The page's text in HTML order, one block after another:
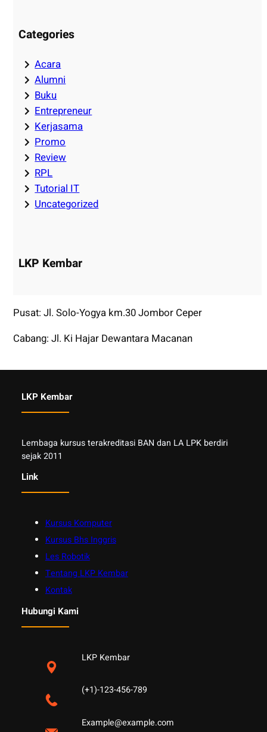
Categories
Acara
Alumni
Buku
Entrepreneur
Kerjasama
Promo
Review
RPL
Tutorial IT
Uncategorized
LKP Kembar
Pusat: Jl. Solo-Yogya km.30 Jombor Ceper
Cabang: Jl. Ki Hajar Dewantara Macanan
LKP Kembar
Lembaga kursus terakreditasi BAN dan LA LPK berdiri
sejak 2011
Link
Kursus Komputer
Kursus Bhs Inggris
Les Robotik
Tentang LKP Kembar
Kontak
Hubungi Kami
LKP Kembar
(+1)-123-456-789
Example@example.com